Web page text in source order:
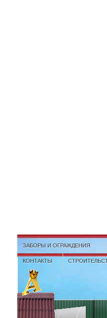
ЗАБОРЫ И ОГРАЖДЕНИЯ
КОНТАКТЫ